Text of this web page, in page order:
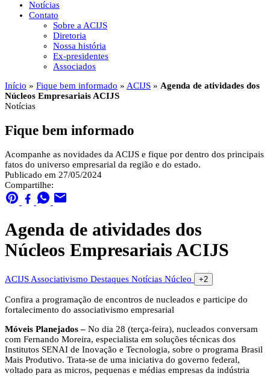
Notícias
Contato
Sobre a ACIJS
Diretoria
Nossa história
Ex-presidentes
Associados
Início » Fique bem informado » ACIJS » Agenda de atividades dos
Núcleos Empresariais ACIJS
Notícias
Fique bem informado
Acompanhe as novidades da ACIJS e fique por dentro dos principais
fatos do universo empresarial da região e do estado.
Publicado em 27/05/2024
Compartilhe:
Agenda de atividades dos
Núcleos Empresariais ACIJS
ACIJS Associativismo Destaques Notícias Núcleo +2
Confira a programação de encontros de nucleados e participe do
fortalecimento do associativismo empresarial
Móveis Planejados – No dia 28 (terça-feira), nucleados conversam
com Fernando Moreira, especialista em soluções técnicas dos
Institutos SENAI de Inovação e Tecnologia, sobre o programa Brasil
Mais Produtivo. Trata-se de uma iniciativa do governo federal,
voltado para as micros, pequenas e médias empresas da indústria